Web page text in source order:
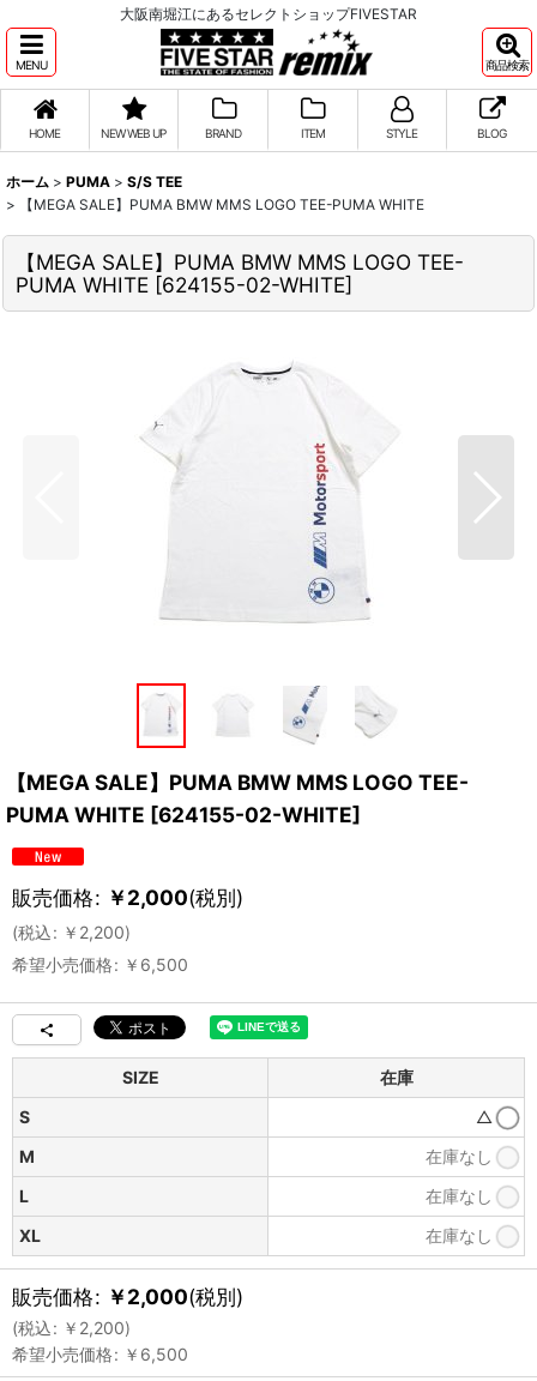
大阪南堀江にあるセレクトショップFIVESTAR
MENU 商品検索
HOME NEW WEB UP BRAND ITEM STYLE BLOG
ホーム > PUMA > S/S TEE
>
【MEGA SALE】PUMA BMW MMS LOGO TEE-PUMA WHITE
【MEGA SALE】PUMA BMW MMS LOGO TEE-
PUMA WHITE [624155-02-WHITE]
【MEGA SALE】PUMA BMW MMS LOGO TEE-
PUMA WHITE [624155-02-WHITE]
販売価格: ￥2,000(税別)
(税込: ￥ 2,200)
希望小売価格: ￥ 6,500
SIZE
在庫
S
△
M
在庫なし
L
在庫なし
XL
在庫なし
販売価格: ￥2,000(税別)
(税込: ￥ 2,200)
希望小売価格: ￥ 6,500